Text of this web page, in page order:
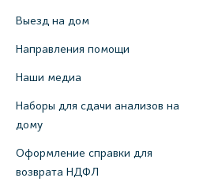
Выезд на дом
Направления помощи
Наши медиа
Наборы для сдачи анализов на
дому
Оформление справки для
возврата НДФЛ